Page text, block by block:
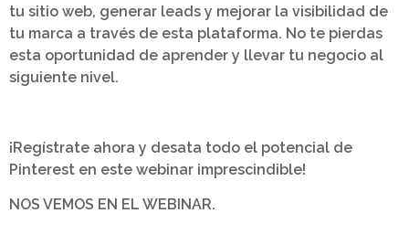
tu sitio web, generar leads y mejorar la visibilidad de
tu marca a través de esta plataforma. No te pierdas
esta oportunidad de aprender y llevar tu negocio al
siguiente nivel.
¡Regístrate ahora y desata todo el potencial de
Pinterest en este webinar imprescindible!
NOS VEMOS EN EL WEBINAR.